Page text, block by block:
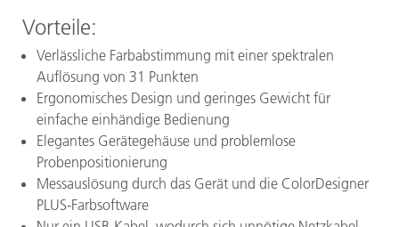
Vorteile:
Verlässliche Farbabstimmung mit einer spektralen
Auflösung von 31 Punkten
Ergonomisches Design und geringes Gewicht für
einfache einhändige Bedienung
Elegantes Gerätegehäuse und problemlose
Probenpositionierung
Messauslösung durch das Gerät und die ColorDesigner
PLUS-Farbsoftware